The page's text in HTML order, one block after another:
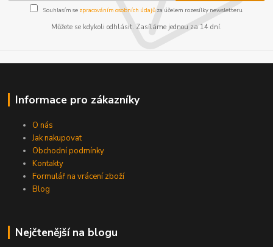
Souhlasím se zpracováním osobních údajůza účelem rozesílky newsletteru.
Můžete se kdykoli odhlásit. Zasíláme jednou za 14 dní.
Informace pro zákazníky
O nás
Jak nakupovat
Obchodní podmínky
Kontakty
Formulář na vrácení zboží
Blog
Nejčtenější na blogu